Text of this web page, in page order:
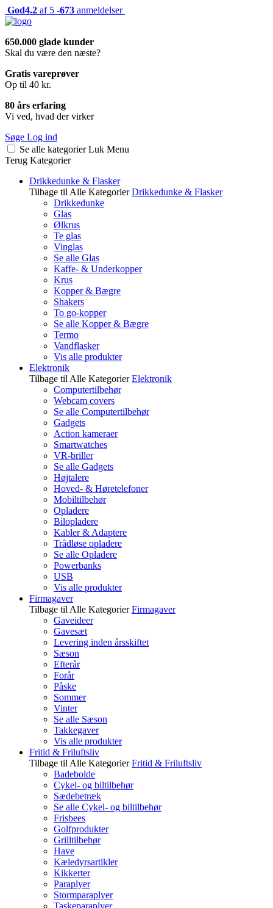
God4.2 af 5 -673 anmeldelser
650.000 glade kunder
Skal du være den næste?
Gratis vareprøver
Op til 40 kr.
80 års erfaring
Vi ved, hvad der virker
Søge Log ind
Se alle kategorier Luk Menu
Terug Kategorier
Drikkedunke & Flasker
Tilbage til Alle Kategorier Drikkedunke & Flasker
Drikkedunke
Glas
Ølkrus
Te glas
Vinglas
Se alle Glas
Kaffe- & Underkopper
Krus
Kopper & Bægre
Shakers
To go-kopper
Se alle Kopper & Bægre
Termo
Vandflasker
Vis alle produkter
Elektronik
Tilbage til Alle Kategorier Elektronik
Computertilbehør
Webcam covers
Se alle Computertilbehør
Gadgets
Action kameraer
Smartwatches
VR-briller
Se alle Gadgets
Højtalere
Hoved- & Høretelefoner
Mobiltilbehør
Opladere
Bilopladere
Kabler & Adaptere
Trådløse opladere
Se alle Opladere
Powerbanks
USB
Vis alle produkter
Firmagaver
Tilbage til Alle Kategorier Firmagaver
Gaveideer
Gavesæt
Levering inden årsskiftet
Sæson
Efterår
Forår
Påske
Sommer
Vinter
Se alle Sæson
Takkegaver
Vis alle produkter
Fritid & Friluftsliv
Tilbage til Alle Kategorier Fritid & Friluftsliv
Badebolde
Cykel- og biltilbehør
Sædebetræk
Se alle Cykel- og biltilbehør
Frisbees
Golfprodukter
Grilltilbehør
Have
Kæledyrsartikler
Kikkerter
Paraplyer
Stormparaplyer
Taskeparaplyer